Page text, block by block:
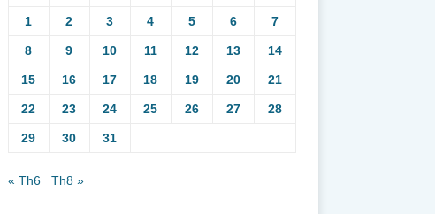
1 2 3 4 5 6 7
8 9 10 11 12 13 14
15 16 17 18 19 20 21
22 23 24 25 26 27 28
29 30 31
« Th6 Th8 »